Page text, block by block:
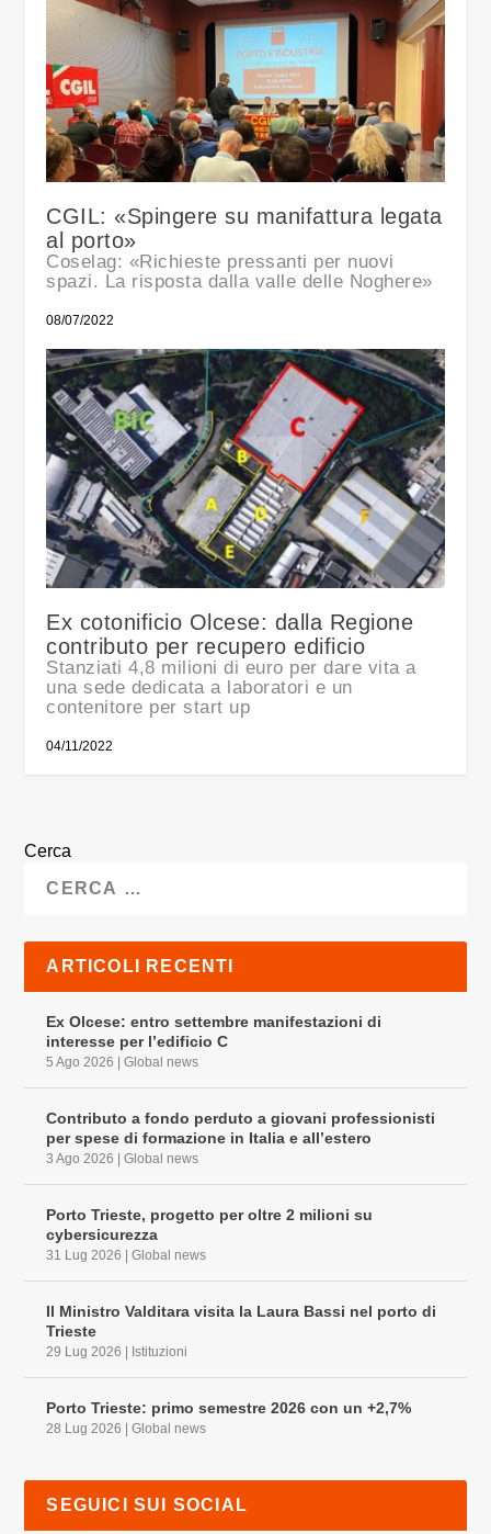
CGIL: «Spingere su manifattura legata
al porto»
Coselag: «Richieste pressanti per nuovi
spazi. La risposta dalla valle delle Noghere»
08/07/2022
Ex cotonificio Olcese: dalla Regione
contributo per recupero edificio
Stanziati 4,8 milioni di euro per dare vita a
una sede dedicata a laboratori e un
contenitore per start up
04/11/2022
Cerca
ARTICOLI RECENTI
Ex Olcese: entro settembre manifestazioni di
interesse per l’edificio C
5 Ago 2026 |Global news
Contributo a fondo perduto a giovani professionisti
per spese di formazione in Italia e all’estero
3 Ago 2026 |Global news
Porto Trieste, progetto per oltre 2 milioni su
cybersicurezza
31 Lug 2026 |Global news
Il Ministro Valditara visita la Laura Bassi nel porto di
Trieste
29 Lug 2026 | Istituzioni
Porto Trieste: primo semestre 2026 con un +2,7%
28 Lug 2026 |Global news
SEGUICI SUI SOCIAL